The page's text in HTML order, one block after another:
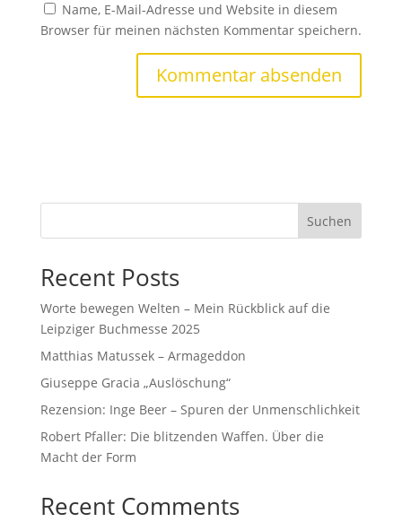
Name, E-Mail-Adresse und Website in diesem
Browser für meinen nächsten Kommentar speichern.
Suchen
Recent Posts
Worte bewegen Welten – Mein Rückblick auf die
Leipziger Buchmesse 2025
Matthias Matussek – Armageddon
Giuseppe Gracia „Auslöschung“
Rezension: Inge Beer – Spuren der Unmenschlichkeit
Robert Pfaller: Die blitzenden Waffen. Über die
Macht der Form
Recent Comments